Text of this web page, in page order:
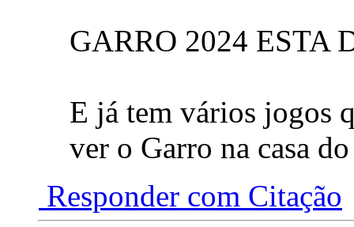
GARRO 2024 ESTA
E já tem vários jogos
ver o Garro na casa
Responder com Citação